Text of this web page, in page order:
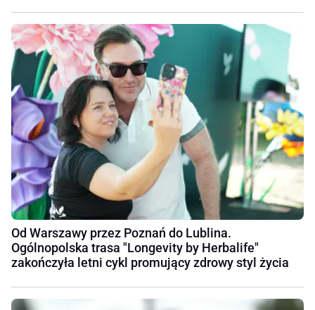
Od Warszawy przez Poznań do Lublina.
Ogólnopolska trasa "Longevity by Herbalife"
zakończyła letni cykl promujący zdrowy styl życia